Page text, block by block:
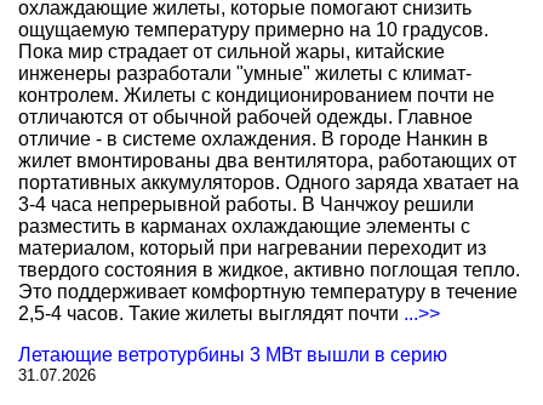
охлаждающие жилеты, которые помогают снизить
ощущаемую температуру примерно на 10 градусов.
Пока мир страдает от сильной жары, китайские
инженеры разработали "умные" жилеты с климат-
контролем. Жилеты с кондиционированием почти не
отличаются от обычной рабочей одежды. Главное
отличие - в системе охлаждения. В городе Нанкин в
жилет вмонтированы два вентилятора, работающих от
портативных аккумуляторов. Одного заряда хватает на
3-4 часа непрерывной работы. В Чанчжоу решили
разместить в карманах охлаждающие элементы с
материалом, который при нагревании переходит из
твердого состояния в жидкое, активно поглощая тепло.
Это поддерживает комфортную температуру в течение
2,5-4 часов. Такие жилеты выглядят почти ...>>
Летающие ветротурбины 3 МВт вышли в серию
31.07.2026